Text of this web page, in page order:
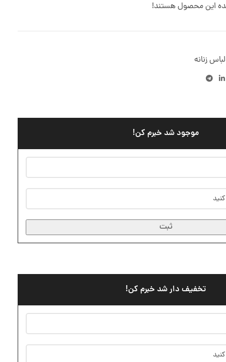
این محصول هستند!
لباس زنانه
موجود شد خبرم کن!
ثبت
تخفیف دار شد خبرم کن!